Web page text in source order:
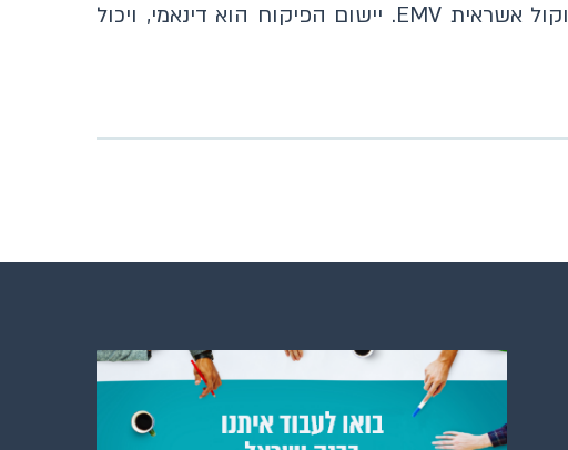
הפיקוח על מערכות תשלומים מפקח על סכמות אמצעי תשלום ומיישם פיקוח זה על פרוטוקול אשראית EMV. יישום הפיקוח הוא דינאמי, ויכול